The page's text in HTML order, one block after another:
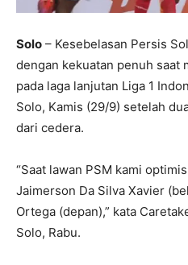
Solo – Kesebelasan Persis
dengan kekuatan penuh saat
pada laga lanjutan Liga 1
Solo, Kamis (29/9) setelah
dari cedera.
“Saat lawan PSM kami
Jaimerson Da Silva Xavier
Ortega (depan),” kata
Solo, Rabu.